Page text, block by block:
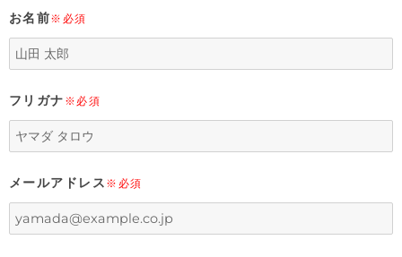
お名前※必須
フリガナ ※必須
メールアドレス ※必須